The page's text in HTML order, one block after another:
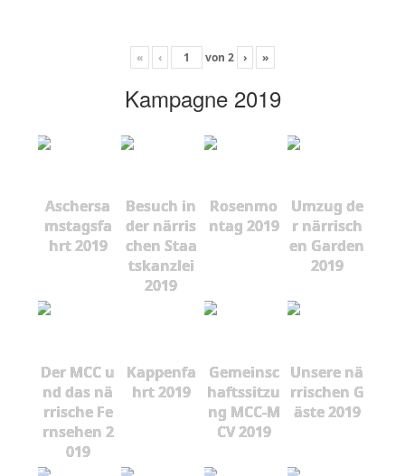
« ‹ von 2 › »
Kampagne 2019
Aschersa
mstagsfa
hrt 2019
Besuch in
der närris
chen Staa
tskanzlei
2019
Rosenmo
ntag 2019
Umzug de
r närrisch
en Garden
2019
Der MCC u
nd das nä
rrische Fe
rnsehen 2
019
Kappenfa
hrt 2019
Gemeinsc
haftssitzu
ng MCC-M
CV 2019
Unsere nä
rrischen G
äste 2019